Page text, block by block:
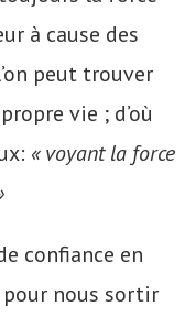
à cause des
peut trouver
vie ; d’où
« voyant la force
confiance en
pour nous sortir